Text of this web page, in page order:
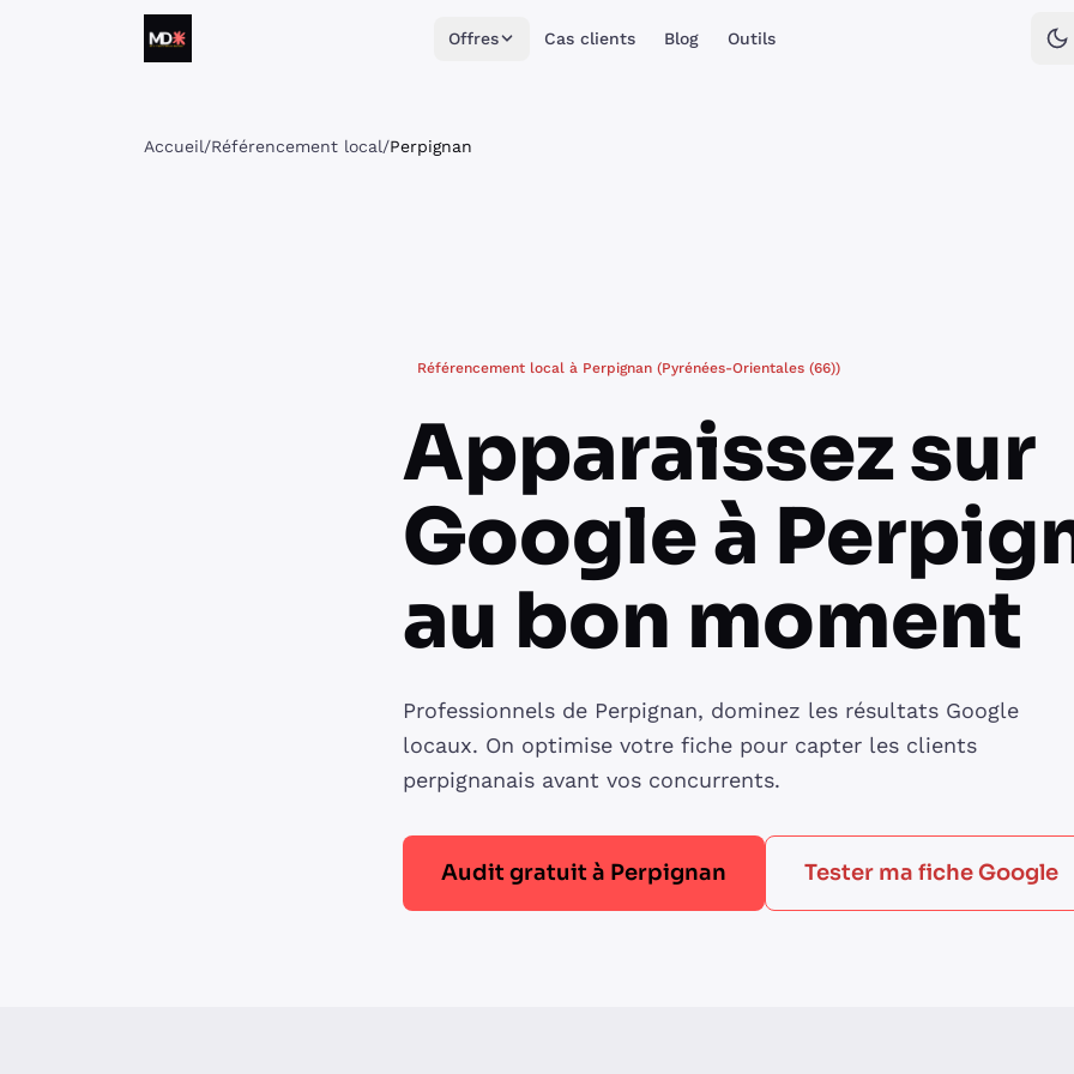
Aller au contenu
Matthieu Daumain
Offres Cas clients Blog Outils
Accueil/Référencement local/Perpignan
Référencement local à Perpignan (Pyrénées-Orientales (66))
Apparaissez sur
Google à
au bon moment
Professionnels de Perpignan, dominez les résultats Google
locaux. On optimise votre fiche pour capter les clients
perpignanais avant vos concurrents.
Audit gratuit à Perpignan Tester ma fiche Google